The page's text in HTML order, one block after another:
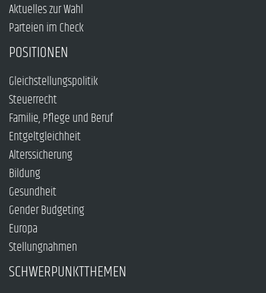
Aktuelles zur Wahl
Parteien im Check
POSITIONEN
Gleichstellungspolitik
Steuerrecht
Familie, Pflege und Beruf
Entgeltgleichheit
Alterssicherung
Bildung
Gesundheit
Gender Budgeting
Europa
Stellungnahmen
SCHWERPUNKTTHEMEN